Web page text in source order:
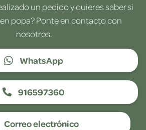
un pedido y quieres saber si
popa? Ponte en contacto con
nosotros.
WhatsApp
916597360
Correo electrónico